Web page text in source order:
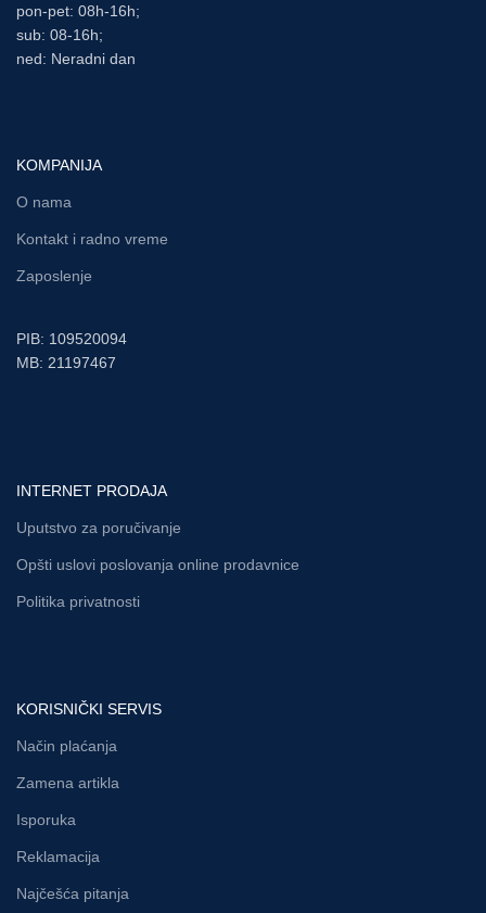
pon-pet: 08h-16h;
sub: 08-16h;
ned: Neradni dan
KOMPANIJA
O nama
Kontakt i radno vreme
Zaposlenje
PIB: 109520094
MB: 21197467
INTERNET PRODAJA
Uputstvo za poručivanje
Opšti uslovi poslovanja online prodavnice
Politika privatnosti
KORISNIČKI SERVIS
Način plaćanja
Zamena artikla
Isporuka
Reklamacija
Najčešća pitanja